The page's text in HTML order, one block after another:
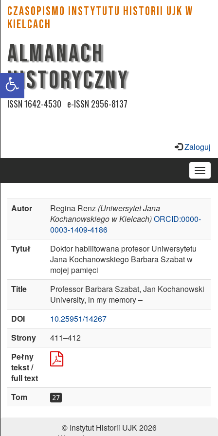
Zwiększ
czcionkę
Zmniejsz
czcionkę
Przyjazna
czcionka
Zresetuj
ustawienia
CZASOPISMO INSTYTUTU HISTORII UJK w
Kielcach
ALMANACH
HISTORYCZNY
ISSN 1642-4530 e-ISSN 2956-8137
Zaloguj
Autor Regina Renz (Uniwersytet Jana
Kochanowskiego w Kielcach)ORCID:0000-
0003-1409-4186
Tytuł
Doktor habilitowana profesor Uniwersytetu
Jana Kochanowskiego Barbara Szabat w
mojej pamięci
Title
Professor Barbara Szabat, Jan Kochanowski
University, in my memory –
DOI
10.25951/14267
Strony
411–412
Pełny
tekst /
full text
Tom
27
© Instytut Historii UJK 2026